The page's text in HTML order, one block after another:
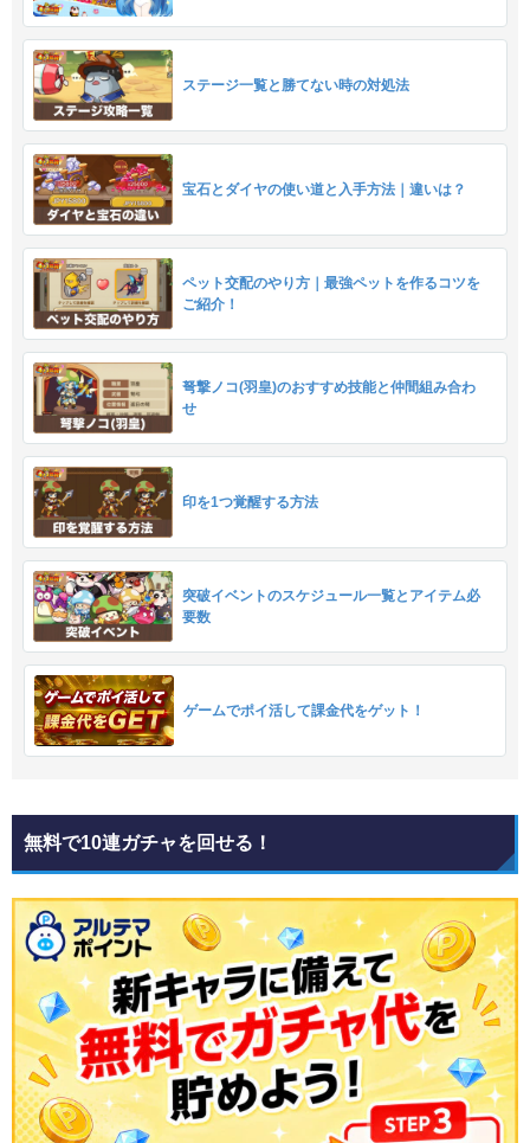
ステージ一覧と勝てない時の対処法
宝石とダイヤの使い道と入手方法｜違いは？
ペット交配のやり方｜最強ペットを作るコツを
ご紹介！
弩撃ノコ(羽皇)のおすすめ技能と仲間組み合わ
せ
印を1つ覚醒する方法
突破イベントのスケジュール一覧とアイテム必
要数
ゲームでポイ活して課金代をゲット！
無料で10連ガチャを回せる！